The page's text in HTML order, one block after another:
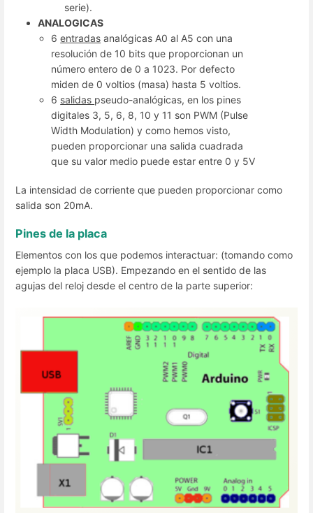
serie).
ANALOGICAS
6entradas analógicas A0 al A5 con una
resolución de 10 bits que proporcionan un
número entero de 0 a 1023. Por defecto
miden de 0 voltios (masa) hasta 5 voltios.
6 salidas pseudo-analógicas, en los pines
digitales 3, 5, 6, 8, 10 y 11 son PWM (Pulse
Width Modulation) y como hemos visto,
pueden proporcionar una salida cuadrada
que su valor medio puede estar entre 0 y 5V
La intensidad de corriente que pueden proporcionar como
salida son 20mA.
Pines de la placa
Elementos con los que podemos interactuar: (tomando como
ejemplo la placa USB). Empezando en el sentido de las
agujas del reloj desde el centro de la parte superior: